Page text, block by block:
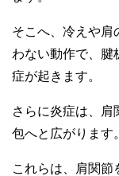
そこへ、冷えや肩
わない動作で、腱
症が起きます。
さらに炎症は、肩
包へと広がります。
これらは、肩関節